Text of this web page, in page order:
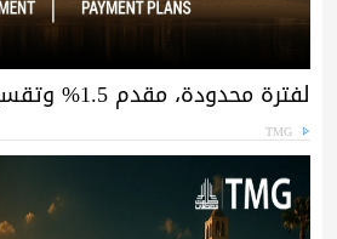
لفترة محدودة، مقدم 1.5% وتقسيط حتى 15 سنة
TMG